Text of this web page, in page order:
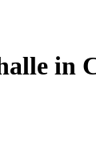
in